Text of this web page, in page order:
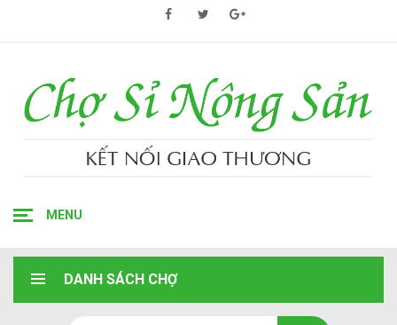
MENU
DANH SÁCH CHỢ